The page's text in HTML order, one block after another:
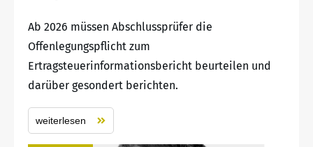
Ab 2026 müssen Abschlussprüfer die
Offenlegungspflicht zum
Ertragsteuerinformationsbericht beurteilen und
darüber gesondert berichten.
weiterlesen